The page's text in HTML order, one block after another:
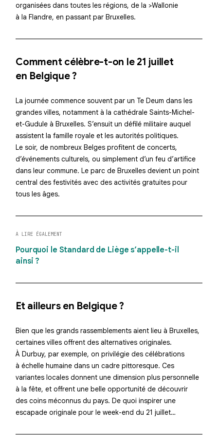
organisées dans toutes les régions, de la >Wallonie
à la Flandre, en passant par Bruxelles.
Comment célèbre-t-on le 21 juillet
en Belgique ?
La journée commence souvent par un Te Deum dans les
grandes villes, notamment à la cathédrale Saints-Michel-
et-Gudule à Bruxelles. S’ensuit un défilé militaire auquel
assistent la famille royale et les autorités politiques.
Le soir, de nombreux Belges profitent de concerts,
d’événements culturels, ou simplement d’un feu d’artifice
dans leur commune. Le parc de Bruxelles devient un point
central des festivités avec des activités gratuites pour
tous les âges.
A LIRE ÉGALEMENT
Pourquoi le Standard de Liège s’appelle-t-il
ainsi ?
Et ailleurs en Belgique ?
Bien que les grands rassemblements aient lieu à Bruxelles,
certaines villes offrent des alternatives originales.
À Durbuy, par exemple, on privilégie des célébrations
à échelle humaine dans un cadre pittoresque. Ces
variantes locales donnent une dimension plus personnelle
à la fête, et offrent une belle opportunité de découvrir
des coins méconnus du pays. De quoi inspirer une
escapade originale pour le week-end du 21 juillet…